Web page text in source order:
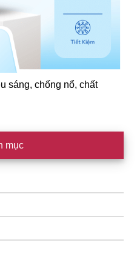
sáng, chống nổ, chất
mục